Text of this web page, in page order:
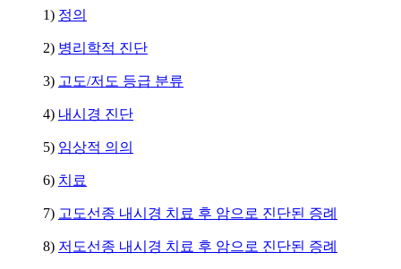
1) 정의
2) 병리학적 진단
3) 고도/저도 등급 분류
4) 내시경 진단
5) 임상적 의의
6) 치료
7) 고도선종 내시경 치료 후 암으로 진단된 증례
8) 저도선종 내시경 치료 후 암으로 진단된 증례